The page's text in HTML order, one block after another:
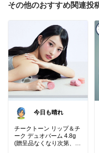
#プチプラコスメ
#まつエク
#アイメイク
その他のおすすめ関連投
今日も晴れ
チークトーン リップ＆チ
ーク デュオバーム 4.8g
(贈呈品なくなり次第、贈